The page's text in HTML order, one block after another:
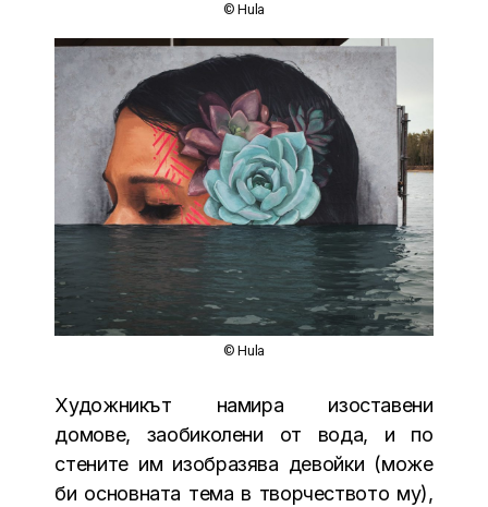
© Hula
© Hula
Художникът намира изоставени
домове, заобиколени от вода, и по
стените им изобразява девойки (може
би основната тема в творчеството му),